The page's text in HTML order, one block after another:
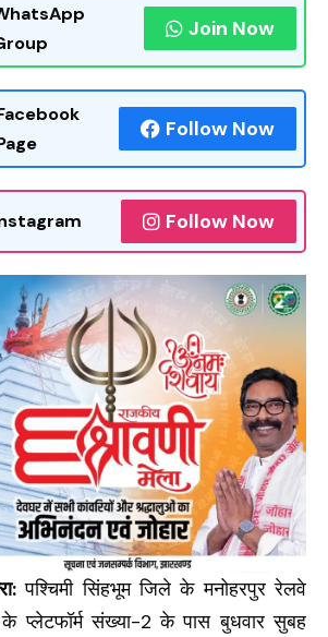
Join Now
Follow Now
Follow Now
पश्चिमी सिंहभूम जिले के मनोहरपुर रेलवे
प्लेटफॉर्म संख्या-2 के पास बुधवार सुबह